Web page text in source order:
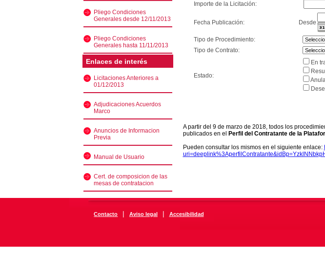
Pliego Condiciones
Generales desde 12/11/2013
Pliego Condiciones
Generales hasta 11/11/2013
Enlaces de interés
Licitaciones Anteriores a
01/12/2013
Adjudicaciones Acuerdos
Marco
Anuncios de Informacion
Previa
Manual de Usuario
Cert. de composicion de las
mesas de contratacion
Importe de la Licitación:
Fecha Publicación: Desde
Tipo de Procedimiento:
Tipo de Contrato:
Estado:
En
A partir del 9 de marzo de 2018, todos los
publicados en el
Perfil del Contratante de la
Pueden consultar los mismos en el siguiente enlace:
Contacto | Aviso legal | Accesibilidad